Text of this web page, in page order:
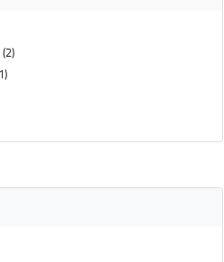
(2)